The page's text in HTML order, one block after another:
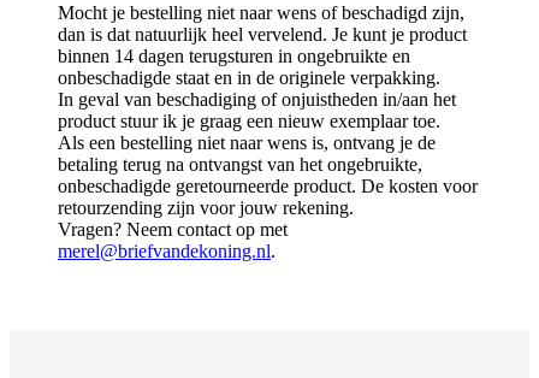
Mocht je bestelling niet naar wens of beschadigd zijn,
dan is dat natuurlijk heel vervelend. Je kunt je product
binnen 14 dagen terugsturen in ongebruikte en
onbeschadigde staat en in de originele verpakking.
In geval van beschadiging of onjuistheden in/aan het
product stuur ik je graag een nieuw exemplaar toe.
Als een bestelling niet naar wens is, ontvang je de
betaling terug na ontvangst van het ongebruikte,
onbeschadigde geretourneerde product. De kosten voor
retourzending zijn voor jouw rekening.
Vragen? Neem contact op met
merel@briefvandekoning.nl.